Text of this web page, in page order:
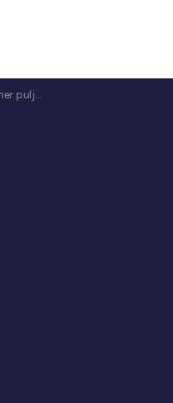
Nu genåbner pulje til lokale energifællesskaber og lokal forankring af klimaomstillingen